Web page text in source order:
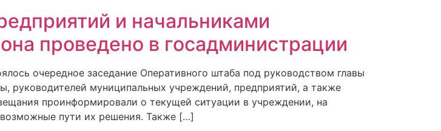
и начальниками
проведено в госадминистрации
очередное заседание Оперативного штаба под руководством главы
руководителей муниципальных учреждений, предприятий, а также
проинформировали о текущей ситуации в учреждении, на
пути их решения. Также […]